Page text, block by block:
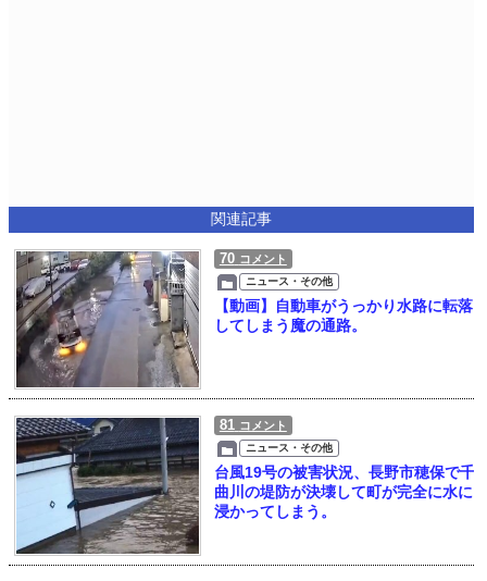
関連記事
70 コメント
ニュース・その他
【動画】自動車がうっかり水路に転落
してしまう魔の通路。
81 コメント
ニュース・その他
台風19号の被害状況、長野市穂保で千
曲川の堤防が決壊して町が完全に水に
浸かってしまう。